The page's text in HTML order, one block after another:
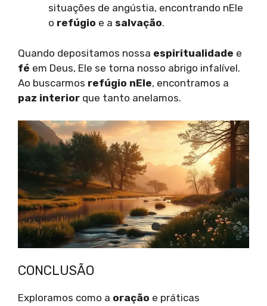
situações de angústia, encontrando nEle
o refúgio e a salvação.
Quando depositamos nossa espiritualidade e
fé em Deus, Ele se torna nosso abrigo infalível.
Ao buscarmos refúgio nEle, encontramos a
paz interior que tanto anelamos.
CONCLUSÃO
Exploramos como a oração e práticas